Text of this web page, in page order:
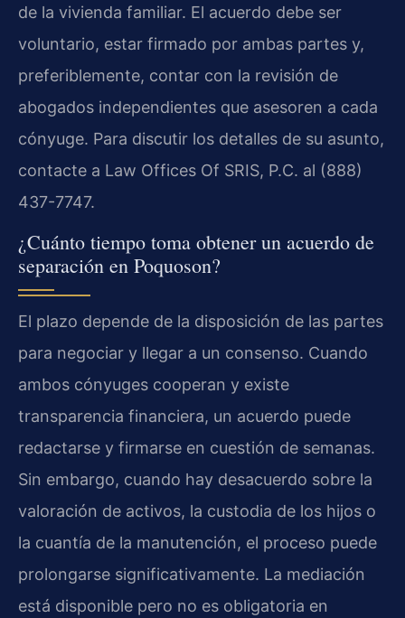
de la vivienda familiar. El acuerdo debe ser
voluntario, estar firmado por ambas partes y,
preferiblemente, contar con la revisión de
abogados independientes que asesoren a cada
cónyuge. Para discutir los detalles de su asunto,
contacte a Law Offices Of SRIS, P.C. al (888)
437-7747.
¿Cuánto tiempo toma obtener un acuerdo de
separación en Poquoson?
El plazo depende de la disposición de las partes
para negociar y llegar a un consenso. Cuando
ambos cónyuges cooperan y existe
transparencia financiera, un acuerdo puede
redactarse y firmarse en cuestión de semanas.
Sin embargo, cuando hay desacuerdo sobre la
valoración de activos, la custodia de los hijos o
la cuantía de la manutención, el proceso puede
prolongarse significativamente. La mediación
está disponible pero no es obligatoria en